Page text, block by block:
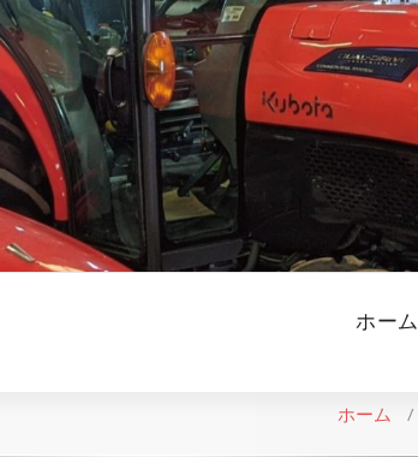
ホーム
ホーム /